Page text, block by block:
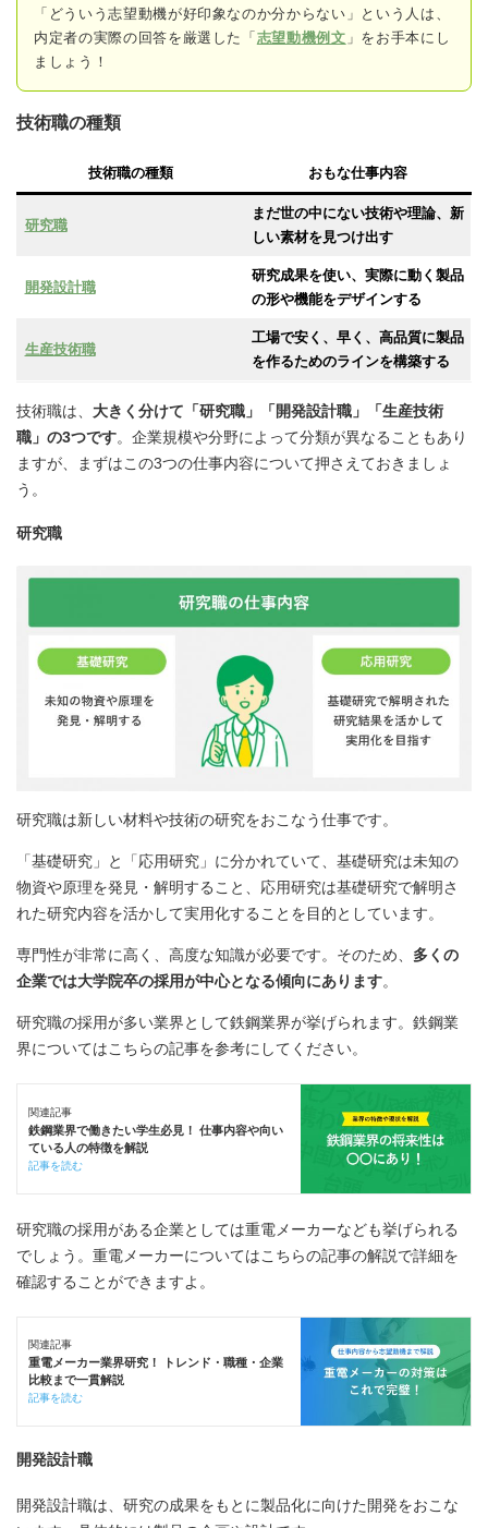
「どういう志望動機が好印象なのか分からない」という人は、
内定者の実際の回答を厳選した「 志望動機例文 」をお手本にし
ましょう！
技術職の種類
技術職の種類 おもな仕事内容
研究職
まだ世の中にない技術や理論、新
しい素材を見つけ出す
開発設計職
研究成果を使い、実際に動く製品
の形や機能をデザインする
生産技術職
工場で安く、早く、高品質に製品
を作るためのラインを構築する
技術職は、 大きく分けて「研究職」「開発設計職」「生産技術
職」の3つです。企業規模や分野によって分類が異なることもあり
ますが、まずはこの3つの仕事内容について押さえておきましょ
う。
研究職
研究職は新しい材料や技術の研究をおこなう仕事です。
「基礎研究」と「応用研究」に分かれていて、基礎研究は未知の
物資や原理を発見・解明すること、応用研究は基礎研究で解明さ
れた研究内容を活かして実用化することを目的としています。
専門性が非常に高く、高度な知識が必要です。そのため、 多くの
企業では大学院卒の採用が中心となる傾向にあります。
研究職の採用が多い業界として鉄鋼業界が挙げられます。鉄鋼業
界についてはこちらの記事を参考にしてください。
関連記事
鉄鋼業界で働きたい学生必見！ 仕事内容や向い
ている人の特徴を解説
記事を読む
研究職の採用がある企業としては重電メーカーなども挙げられる
でしょう。重電メーカーについてはこちらの記事の解説で詳細を
確認することができますよ。
関連記事
重電メーカー業界研究！ トレンド・職種・企業
比較まで一貫解説
記事を読む
開発設計職
開発設計職は、研究の成果をもとに製品化に向けた開発をおこな